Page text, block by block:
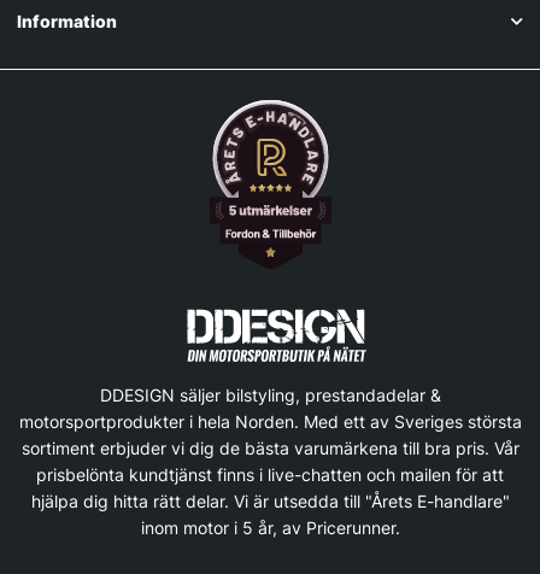
Information
DDESIGN säljer bilstyling, prestandadelar &
motorsportprodukter i hela Norden. Med ett av Sveriges största
sortiment erbjuder vi dig de bästa varumärkena till bra pris. Vår
prisbelönta kundtjänst finns i live-chatten och mailen för att
hjälpa dig hitta rätt delar. Vi är utsedda till "Årets E-handlare"
inom motor i 5 år, av Pricerunner.